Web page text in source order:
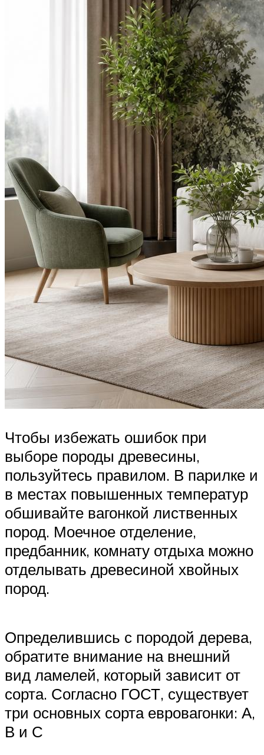
Чтобы избежать ошибок при
выборе породы древесины,
пользуйтесь правилом. В парилке и
в местах повышенных температур
обшивайте вагонкой лиственных
пород. Моечное отделение,
предбанник, комнату отдыха можно
отделывать древесиной хвойных
пород.
Определившись с породой дерева,
обратите внимание на внешний
вид ламелей, который зависит от
сорта. Согласно ГОСТ, существует
три основных сорта евровагонки: А,
В и С